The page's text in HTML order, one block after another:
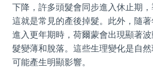
下降，許多頭髮會同步進入休止期，
這就是常見的產後掉髮。此外，隨
進入更年期時，荷爾蒙會出現顯著
髮變薄和脫落。這些生理變化是自
可能產生明顯影響。